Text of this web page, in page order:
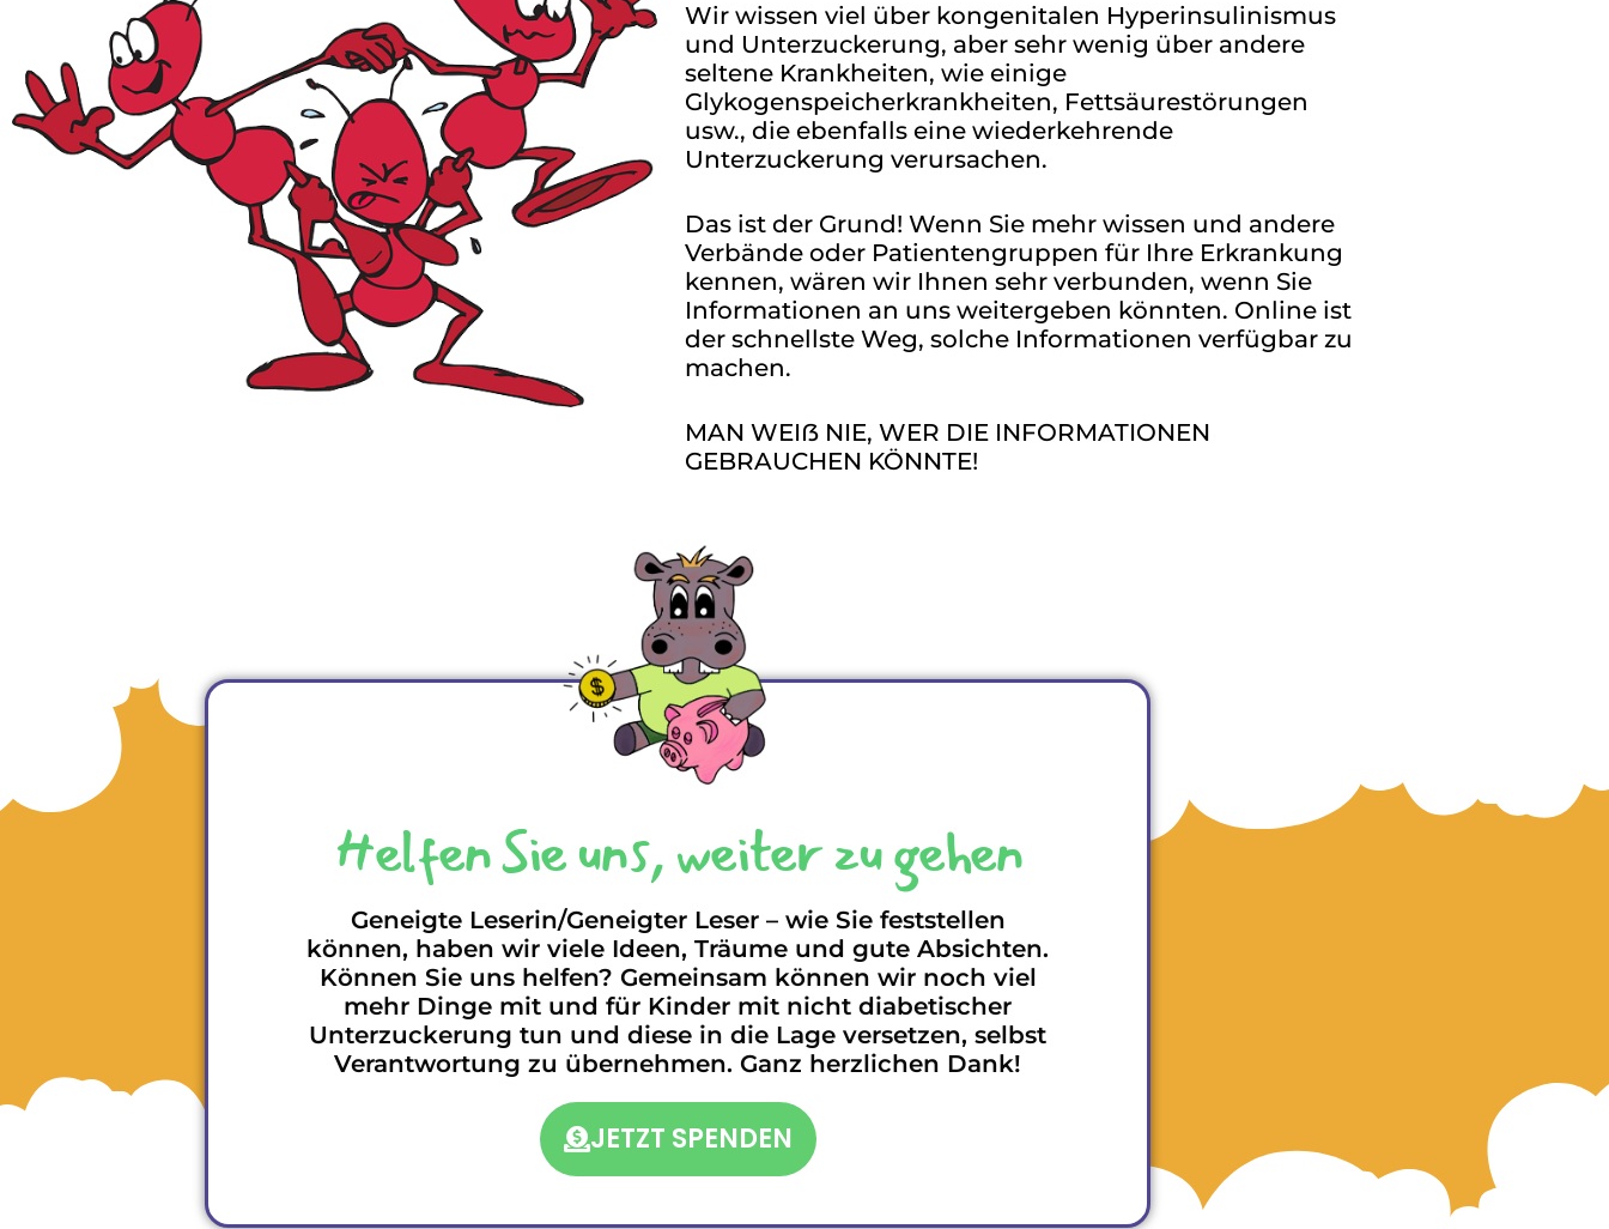
Wir wissen viel über kongenitalen Hyperinsulinismus
und Unterzuckerung, aber sehr wenig über andere
seltene Krankheiten, wie einige
Glykogenspeicherkrankheiten, Fettsäurestörungen
usw., die ebenfalls eine wiederkehrende
Unterzuckerung verursachen.
Das ist der Grund! Wenn Sie mehr wissen und andere
Verbände oder Patientengruppen für Ihre Erkrankung
kennen, wären wir Ihnen sehr verbunden, wenn Sie
Informationen an uns weitergeben könnten. Online ist
der schnellste Weg, solche Informationen verfügbar zu
machen.
MAN WEIẞ NIE, WER DIE INFORMATIONEN
GEBRAUCHEN KÖNNTE!
Helfen Sie uns, weiter zu gehen
Geneigte Leserin/Geneigter Leser – wie Sie feststellen
können, haben wir viele Ideen, Träume und gute Absichten.
Können Sie uns helfen? Gemeinsam können wir noch viel
mehr Dinge mit und für Kinder mit nicht diabetischer
Unterzuckerung tun und diese in die Lage versetzen, selbst
Verantwortung zu übernehmen. Ganz herzlichen Dank!
JETZT SPENDEN